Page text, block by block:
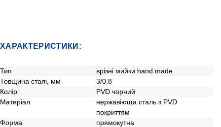
ХАРАКТЕРИСТИКИ:
Тип
врізні мийки hand made
Товщина сталі, мм
3/0.8
Колір
PVD чорний
Матеріал
нержавіюща сталь з PVD
покриттям
Форма
прямокутна